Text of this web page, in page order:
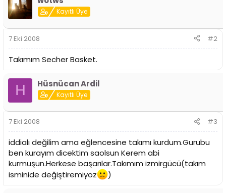
Kayıtlı Üye
7 Eki 2008 #2
Takımım Secher Basket.
H Hüsnücan Ardil
Kayıtlı Üye
7 Eki 2008 #3
iddialı değilim ama eğlencesine takımı kurdum.Gurubu
ben kurayım dicektim saolsun Kerem abi
kurmuşun.Herkese başarılar.Takımım izmirgücü(takım
isminide değiştiremiyoz
)